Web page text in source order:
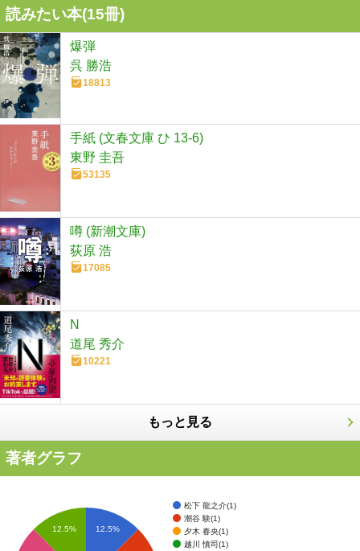
読みたい本(15冊)
爆弾
呉 勝浩
18813
手紙 (文春文庫 ひ 13-6)
東野 圭吾
53135
噂 (新潮文庫)
荻原 浩
17085
N
道尾 秀介
10221
もっと見る
著者グラフ
松下 龍之介(1)
潮谷 験(1)
夕木 春央(1)
越川 慎司(1)
12.5%
12.5%